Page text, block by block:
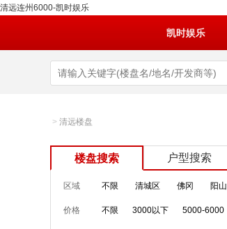
清远连州6000-凯时娱乐
凯时娱乐
> 清远楼盘
楼盘搜索 户型搜索
区域 不限 清城区 佛冈 阳山
价格 不限 3000以下 5000-6000